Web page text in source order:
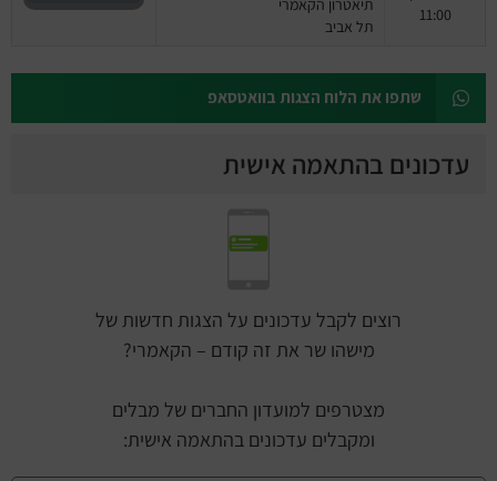
11:00
תיאטרון הקאמרי
תל אביב
שתפו את הלוח הצגות בוואטסאפ
עדכונים בהתאמה אישית
רוצים לקבל עדכונים על הצגות חדשות של
מישהו שר את זה קודם – הקאמרי?
מצטרפים למועדון החברים של מבלים
ומקבלים עדכונים בהתאמה אישית: